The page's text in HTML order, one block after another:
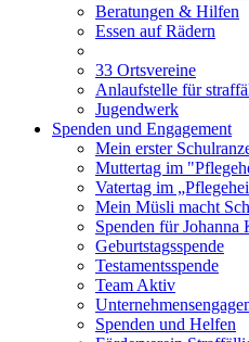
Beratungen & Hilfen
Essen auf Rädern
33 Ortsvereine
Anlaufstelle für
Jugendwerk
Spenden und Engagement
Mein erster
Muttertag im
Vatertag im
Mein Müsli macht
Spenden für
Geburtstagsspende
Testamentsspende
Team Aktiv
Spenden und Helfen